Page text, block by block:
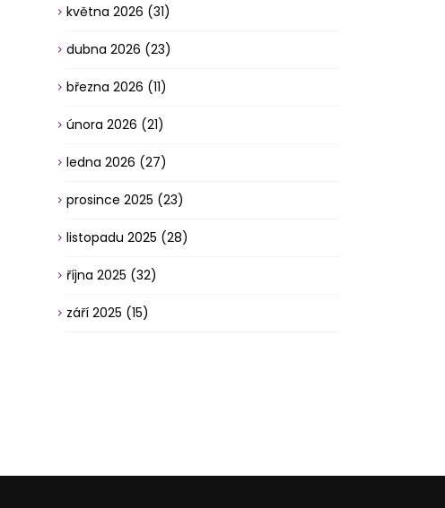
května 2026 (31)
dubna 2026 (23)
března 2026 (11)
února 2026 (21)
ledna 2026 (27)
prosince 2025 (23)
listopadu 2025 (28)
října 2025 (32)
září 2025 (15)